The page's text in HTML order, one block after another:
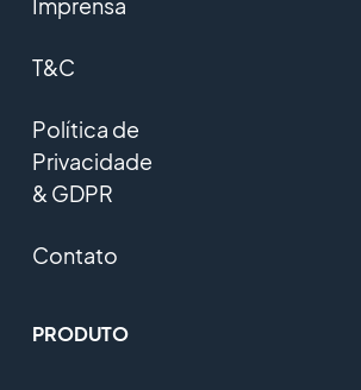
T&C
Política de
Privacidade
& GDPR
Contato
PRODUTO